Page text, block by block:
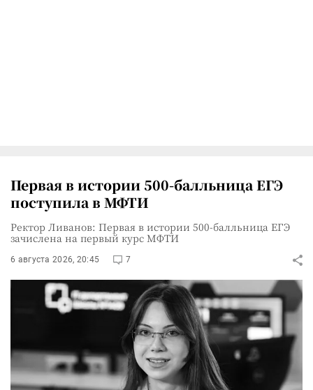
Первая в истории 500-балльница ЕГЭ
поступила в МФТИ
Ректор Ливанов: Первая в истории 500-балльница ЕГЭ
зачислена на первый курс МФТИ
6 августа 2026, 20:45 7